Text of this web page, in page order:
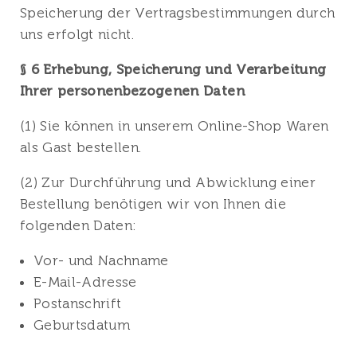
Speicherung der Vertragsbestimmungen durch
uns erfolgt nicht.
§ 6 Erhebung, Speicherung und Verarbeitung
Ihrer personenbezogenen Daten
(1) Sie können in unserem Online-Shop Waren
als Gast bestellen.
(2) Zur Durchführung und Abwicklung einer
Bestellung benötigen wir von Ihnen die
folgenden Daten:
Vor- und Nachname
E-Mail-Adresse
Postanschrift
Geburtsdatum